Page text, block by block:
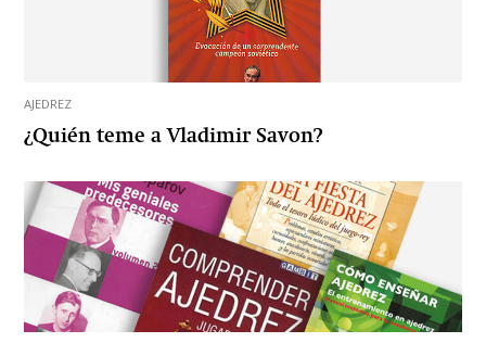
AJEDREZ
¿Quién teme a Vladimir Savon?